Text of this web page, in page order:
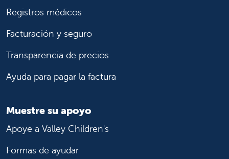
Registros médicos
Facturación y seguro
Transparencia de precios
Ayuda para pagar la factura
Muestre su apoyo
Apoye a Valley Children's
Formas de ayudar